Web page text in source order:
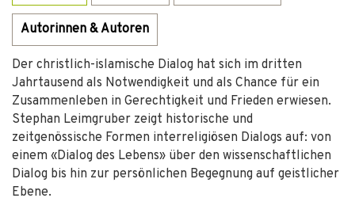
Autorinnen & Autoren
Der christlich-islamische Dialog hat sich im dritten
Jahrtausend als Notwendigkeit und als Chance für ein
Zusammenleben in Gerechtigkeit und Frieden erwiesen.
Stephan Leimgruber zeigt historische und
zeitgenössische Formen interreligiösen Dialogs auf: von
einem «Dialog des Lebens» über den wissenschaftlichen
Dialog bis hin zur persönlichen Begegnung auf geistlicher
Ebene.